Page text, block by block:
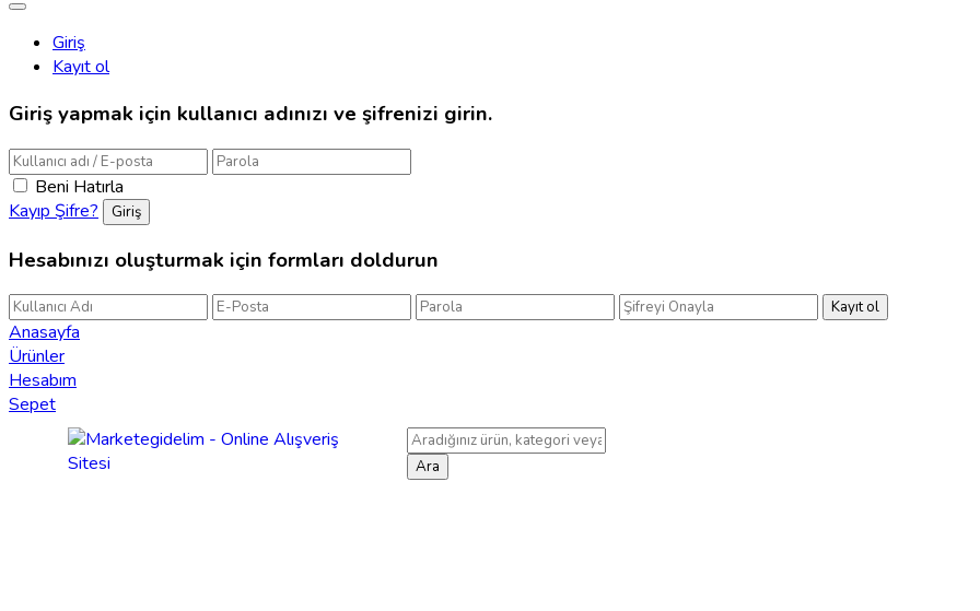
Giriş
Kayıt ol
Giriş yapmak için kullanıcı adınızı ve şifrenizi girin.
Beni Hatırla
Kayıp Şifre?
Hesabınızı oluşturmak için formları doldurun
Anasayfa
Ürünler
Hesabım
Sepet
Ara